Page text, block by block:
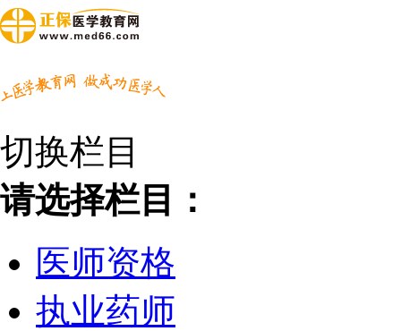
切换栏目
请选择栏目：
医师资格
执业药师